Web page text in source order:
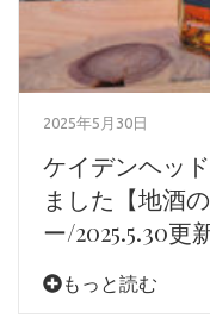
2025年5月30日
ケイデンヘッ
ました【地酒
ー/2025.5.30更
もっと読む